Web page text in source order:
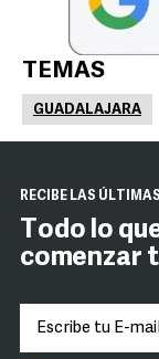
TEMAS
GUADALAJARA
RECIBE LAS
Todo lo
comenzar